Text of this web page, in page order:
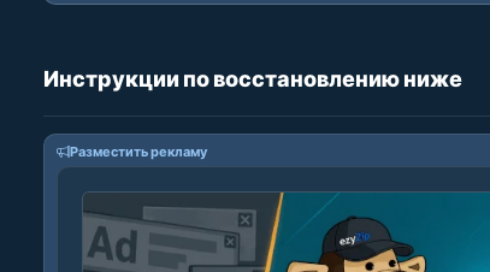
Инструкции по восстановлению ниже
Разместить рекламу